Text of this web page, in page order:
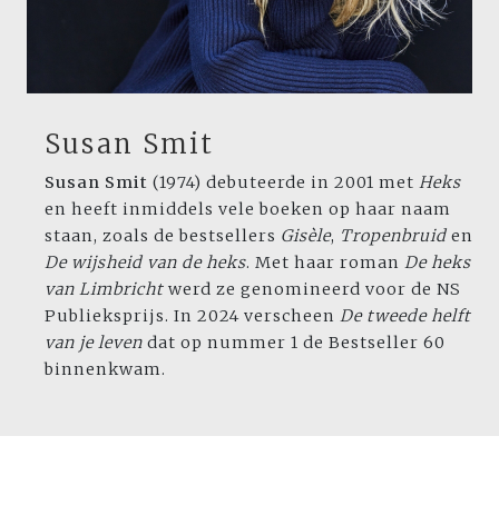
Susan Smit
Susan Smit (1974) debuteerde in 2001 met Heks
en heeft inmiddels vele boeken op haar naam
staan, zoals de bestsellers Gisèle, Tropenbruid en
De wijsheid van de heks. Met haar roman De heks
van Limbricht werd ze genomineerd voor de NS
Publieksprijs. In 2024 verscheen De tweede helft
van je leven dat op nummer 1 de Bestseller 60
binnenkwam.